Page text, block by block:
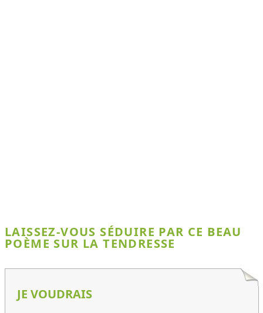
LAISSEZ-VOUS SÉDUIRE PAR CE BEAU
POÈME SUR LA TENDRESSE
JE VOUDRAIS